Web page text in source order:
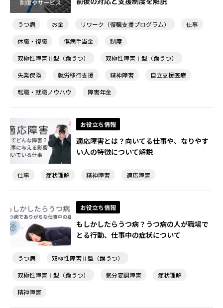
うつ病 お金 リワーク（復職支援プログラム）
仕事
休職・復職
傷病手当金
制度
双極性障害Ⅱ型（躁うつ）
双極性障害Ⅰ型（躁うつ）
失業保険
就労移行支援 精神障害
自立支援医療
転職・就職ノウハウ
障害年金
お役立ち情報
適応障害とは？向いてる仕事や、なりやす
い人の特徴について解説
仕事 症状理解 精神障害 適応障害
お役立ち情報
もしかしたらうつ病？うつ病の人が職場で
とる行動、仕事中の症状について
うつ病
双極性障害Ⅱ型（躁うつ）
双極性障害Ⅰ型（躁うつ）
気分変調障害
症状理解
精神障害